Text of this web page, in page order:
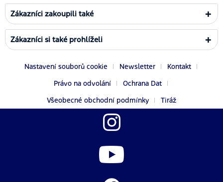
Zákazníci zakoupili také
Zákazníci si také prohlíželi
Nastavení souborů cookie Newsletter
Kontakt
Právo na odvolání
Ochrana Dat
Všeobecné obchodní podmínky
Tiráž